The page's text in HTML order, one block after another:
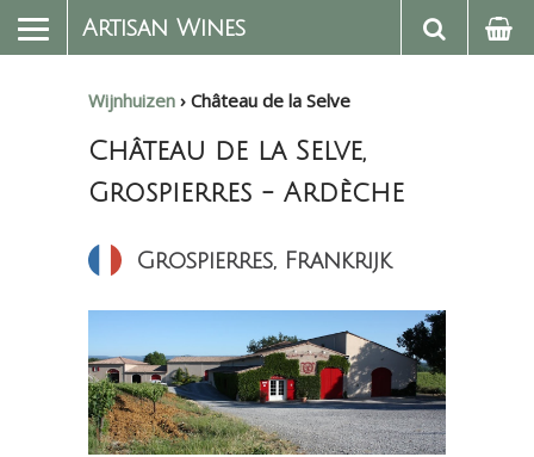
Artisan Wines
Wijnhuizen › Château de la Selve
Château de la Selve,
Grospierres - Ardèche
Grospierres, Frankrijk